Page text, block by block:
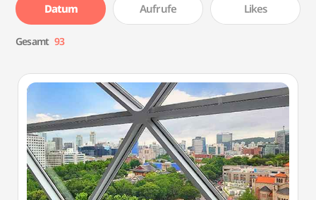
Datum Aufrufe Likes
Gesamt 93